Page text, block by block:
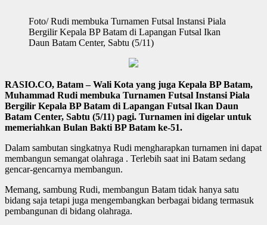
Foto/ Rudi membuka Turnamen Futsal Instansi Piala
Bergilir Kepala BP Batam di Lapangan Futsal Ikan
Daun Batam Center, Sabtu (5/11)
RASIO.CO, Batam – Wali Kota yang juga Kepala BP Batam,
Muhammad Rudi membuka Turnamen Futsal Instansi Piala
Bergilir Kepala BP Batam di Lapangan Futsal Ikan Daun
Batam Center, Sabtu (5/11) pagi. Turnamen ini digelar untuk
memeriahkan Bulan Bakti BP Batam ke-51.
Dalam sambutan singkatnya Rudi mengharapkan turnamen ini dapat
membangun semangat olahraga . Terlebih saat ini Batam sedang
gencar-gencarnya membangun.
Memang, sambung Rudi, membangun Batam tidak hanya satu
bidang saja tetapi juga mengembangkan berbagai bidang termasuk
pembangunan di bidang olahraga.